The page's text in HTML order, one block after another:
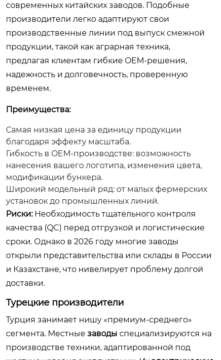
современных китайских заводов. Подобные
производители легко адаптируют свои
производственные линии под выпуск смежной
продукции, такой как аграрная техника,
предлагая клиентам гибкие OEM-решения,
надежность и долговечность, проверенную
временем.
Преимущества:
Самая низкая цена за единицу продукции
благодаря эффекту масштаба.
Гибкость в OEM-производстве: возможность
нанесения вашего логотипа, изменения цвета,
модификации бункера.
Широкий модельный ряд: от малых фермерских
установок до промышленных линий.
Риски:Необходимость тщательного контроля
качества (QC) перед отгрузкой и логистические
сроки. Однако в 2026 году многие заводы
открыли представительства или склады в России
и Казахстане, что нивелирует проблему долгой
доставки.
Турецкие производители
Турция занимает нишу «премиум-среднего»
сегмента. Местные заводы специализируются на
производстве техники, адаптированной под